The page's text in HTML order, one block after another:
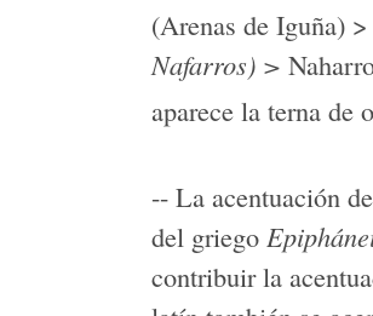
(Arenas de Iguña) >
Nafarros) >
aparece la terna de
-- La acentuación de
del griego
contribuir la